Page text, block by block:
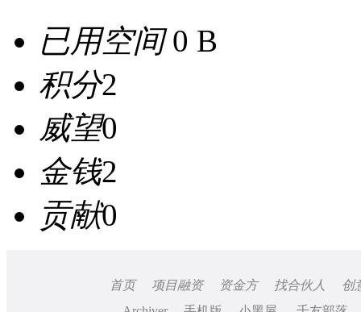
已用空间0 B
积分2
威望0
金钱2
贡献0
首页 项目融资 资金方 找合伙人
创